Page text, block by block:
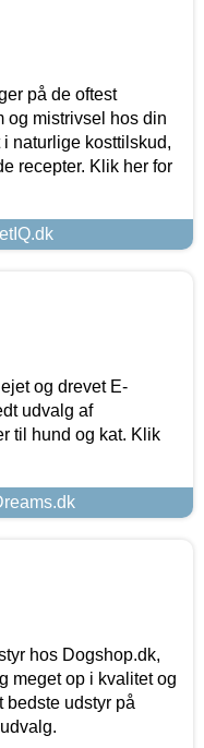
på de oftest
og mistrivsel hos din
naturlige kosttilskud,
recepter. Klik her for
og drevet E-
udvalg af
til hund og kat. Klik
hos Dogshop.dk,
meget op i kvalitet og
bedste udstyr på